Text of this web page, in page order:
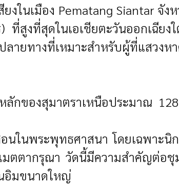
ในเมือง Pematang Siantar จัง
สูงที่สุดในเอเชียตะวันออกเฉียง
ายทางที่เหมาะสำหรับผู้ที่แสวงห
กของสุมาตราเหนือประมาณ
นในพระพุทธศาสนา โดยเฉพาะนิ
มตตากรุณา วัดนี้มีความสำคัญต่อ
อิมขนาดใหญ่